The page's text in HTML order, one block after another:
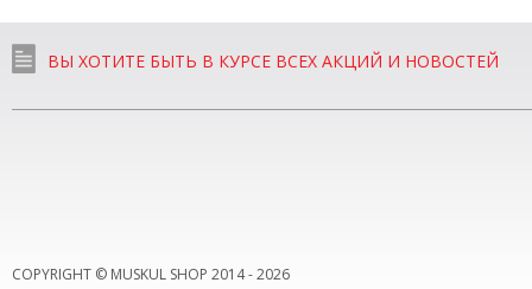
ВЫ ХОТИТЕ БЫТЬ В КУРСЕ ВСЕХ АКЦИЙ И НОВОСТЕЙ
COPYRIGHT © MUSKUL SHOP 2014 -2026